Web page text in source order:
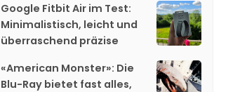
Google Fitbit Air im Test:
Minimalistisch, leicht und
überraschend präzise
«American Monster»: Die
Blu-Ray bietet fast alles,